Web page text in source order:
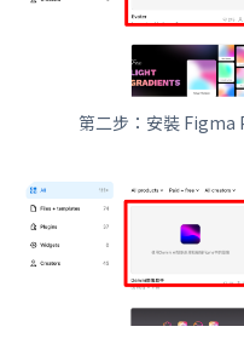
第二步：安裝 Figma